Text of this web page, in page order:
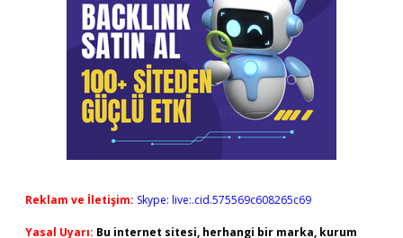
Reklam ve İletişim: Skype: live:.cid.575569c608265c69
Yasal Uyarı: Bu internet sitesi, herhangi bir marka, kurum